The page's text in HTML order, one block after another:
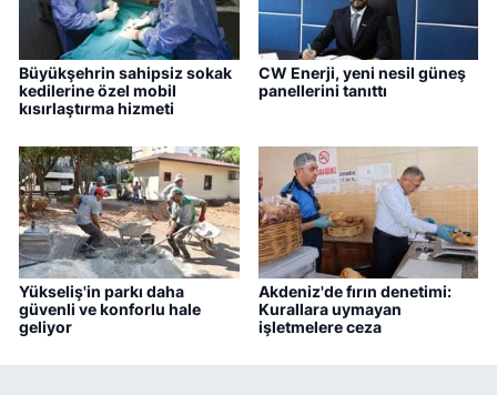
Büyükşehrin sahipsiz sokak
kedilerine özel mobil
kısırlaştırma hizmeti
CW Enerji, yeni nesil güneş
panellerini tanıttı
Yükseliş'in parkı daha
güvenli ve konforlu hale
geliyor
Akdeniz'de fırın denetimi:
Kurallara uymayan
işletmelere ceza